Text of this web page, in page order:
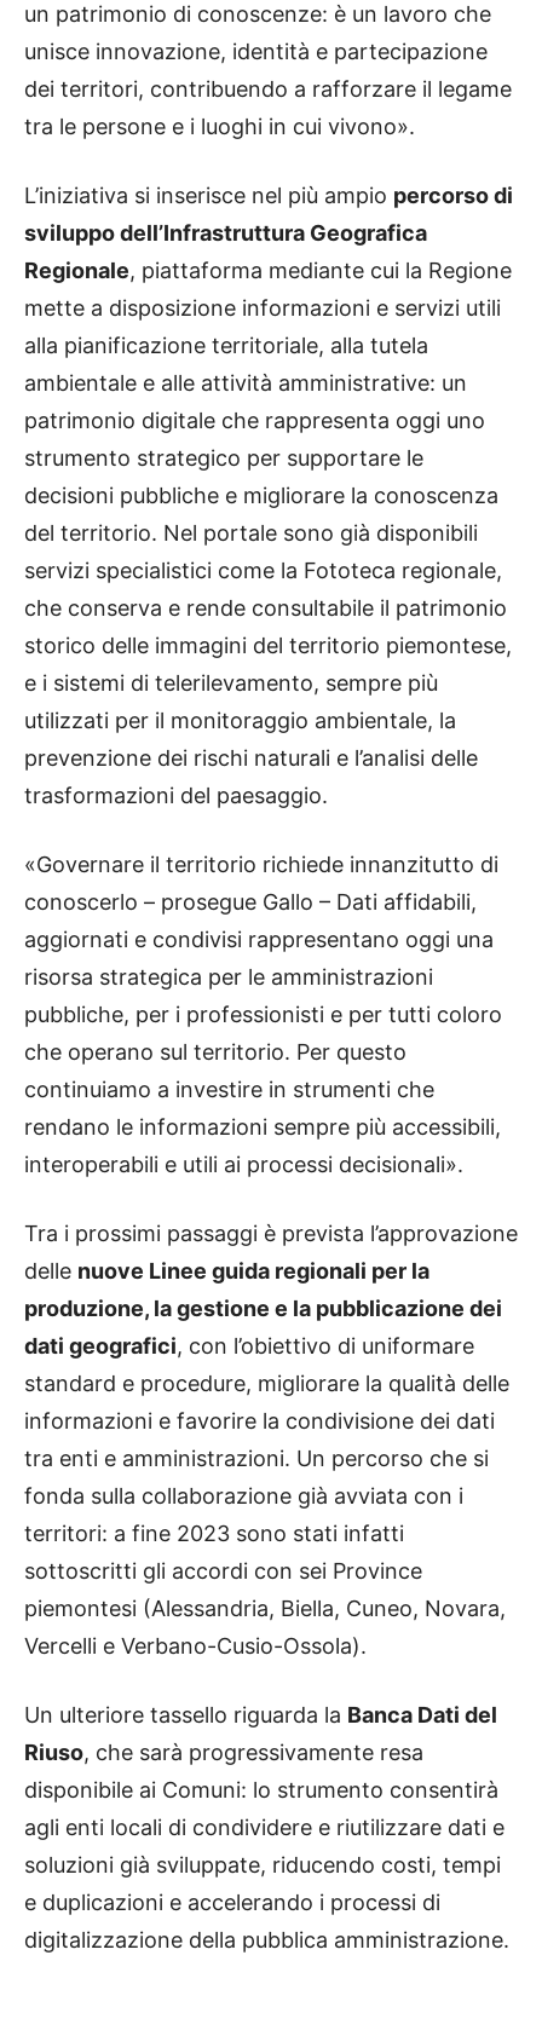
un patrimonio di conoscenze: è un lavoro che
unisce innovazione, identità e partecipazione
dei territori, contribuendo a rafforzare il legame
tra le persone e i luoghi in cui vivono».
L’iniziativa si inserisce nel più ampio percorso di
sviluppo dell’Infrastruttura Geografica
Regionale, piattaforma mediante cui la Regione
mette a disposizione informazioni e servizi utili
alla pianificazione territoriale, alla tutela
ambientale e alle attività amministrative: un
patrimonio digitale che rappresenta oggi uno
strumento strategico per supportare le
decisioni pubbliche e migliorare la conoscenza
del territorio. Nel portale sono già disponibili
servizi specialistici come la Fototeca regionale,
che conserva e rende consultabile il patrimonio
storico delle immagini del territorio piemontese,
e i sistemi di telerilevamento, sempre più
utilizzati per il monitoraggio ambientale, la
prevenzione dei rischi naturali e l’analisi delle
trasformazioni del paesaggio.
«Governare il territorio richiede innanzitutto di
conoscerlo – prosegue Gallo – Dati affidabili,
aggiornati e condivisi rappresentano oggi una
risorsa strategica per le amministrazioni
pubbliche, per i professionisti e per tutti coloro
che operano sul territorio. Per questo
continuiamo a investire in strumenti che
rendano le informazioni sempre più accessibili,
interoperabili e utili ai processi decisionali».
Tra i prossimi passaggi è prevista l’approvazione
delle nuove Linee guida regionali per la
produzione, la gestione e la pubblicazione dei
dati geografici, con l’obiettivo di uniformare
standard e procedure, migliorare la qualità delle
informazioni e favorire la condivisione dei dati
tra enti e amministrazioni. Un percorso che si
fonda sulla collaborazione già avviata con i
territori: a fine 2023 sono stati infatti
sottoscritti gli accordi con sei Province
piemontesi (Alessandria, Biella, Cuneo, Novara,
Vercelli e Verbano-Cusio-Ossola).
Un ulteriore tassello riguarda la Banca Dati del
Riuso, che sarà progressivamente resa
disponibile ai Comuni: lo strumento consentirà
agli enti locali di condividere e riutilizzare dati e
soluzioni già sviluppate, riducendo costi, tempi
e duplicazioni e accelerando i processi di
digitalizzazione della pubblica amministrazione.